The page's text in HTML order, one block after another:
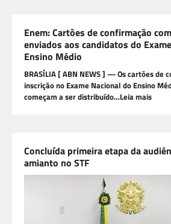
Enem: Cartões de confirmação
enviados aos candidatos do
Ensino Médio
BRASÍLIA [ ABN NEWS ] — Os cartões de
inscrição no Exame Nacional do Ensino
começam a ser distribuído…Leia mais
Concluída primeira etapa da
amianto no STF